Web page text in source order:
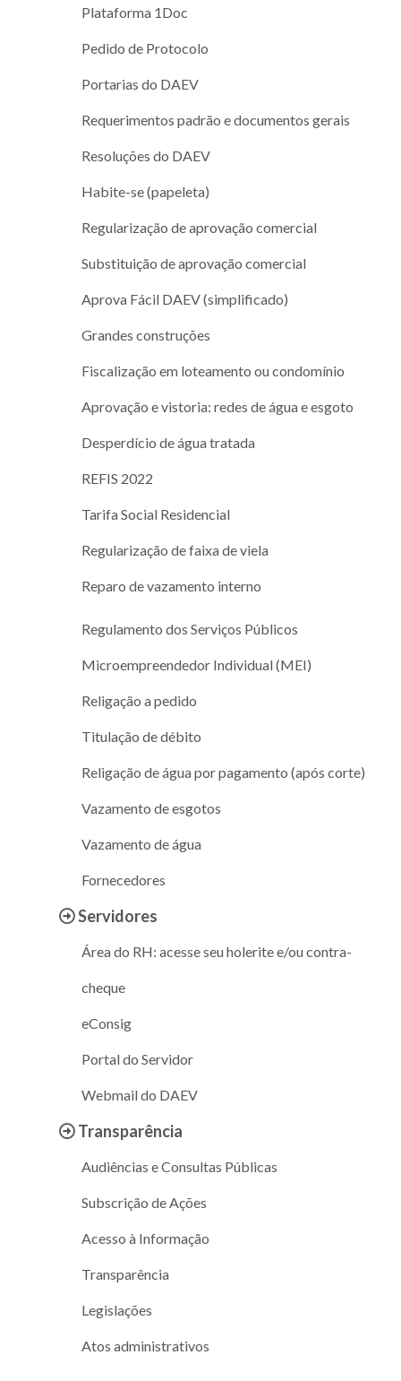
Plataforma 1Doc
Pedido de Protocolo
Portarias do DAEV
Requerimentos padrão e documentos gerais
Resoluções do DAEV
Habite-se (papeleta)
Regularização de aprovação comercial
Substituição de aprovação comercial
Aprova Fácil DAEV (simplificado)
Grandes construções
Fiscalização em loteamento ou condomínio
Aprovação e vistoria: redes de água e esgoto
Desperdício de água tratada
REFIS 2022
Tarifa Social Residencial
Regularização de faixa de viela
Reparo de vazamento interno
Regulamento dos Serviços Públicos
Microempreendedor Individual (MEI)
Religação a pedido
Titulação de débito
Religação de água por pagamento (após corte)
Vazamento de esgotos
Vazamento de água
Fornecedores
Servidores
Área do RH: acesse seu holerite e/ou contra-
cheque
eConsig
Portal do Servidor
Webmail do DAEV
Transparência
Audiências e Consultas Públicas
Subscrição de Ações
Acesso à Informação
Transparência
Legislações
Atos administrativos